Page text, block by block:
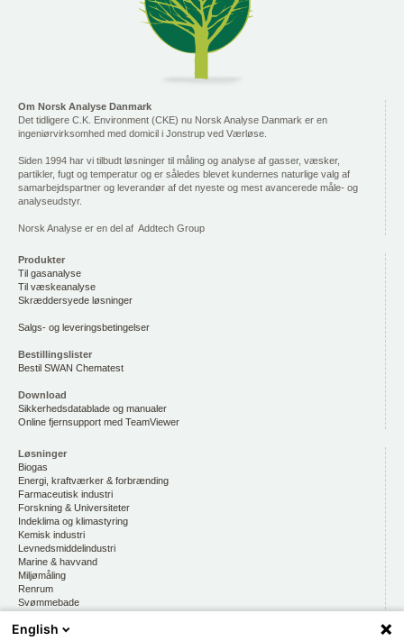
Om Norsk Analyse Danmark
Det tidligere C.K. Environment (CKE) nu Norsk Analyse Danmark er en
ingeniørvirksomhed med domicil i Jonstrup ved Værløse.
Siden 1994 har vi tilbudt løsninger til måling og analyse af gasser, væsker,
partikler, fugt og temperatur og er således blevet kundernes naturlige valg af
samarbejdspartner og leverandør af det nyeste og mest avancerede måle- og
analyseudstyr.
Norsk Analyse er en del af Addtech Group
Produkter
Til gasanalyse
Til væskeanalyse
Skræddersyede løsninger
Salgs- og leveringsbetingelser
Bestillingslister
Bestil SWAN Chematest
Download
Sikkerhedsdatablade og manualer
Online fjernsupport med TeamViewer
Løsninger
Biogas
Energi, kraftværker & forbrænding
Farmaceutisk industri
Forskning & Universiteter
Indeklima og klimastyring
Kemisk industri
Levnedsmiddelindustri
Marine & havvand
Miljømåling
Renrum
Svømmebade
English